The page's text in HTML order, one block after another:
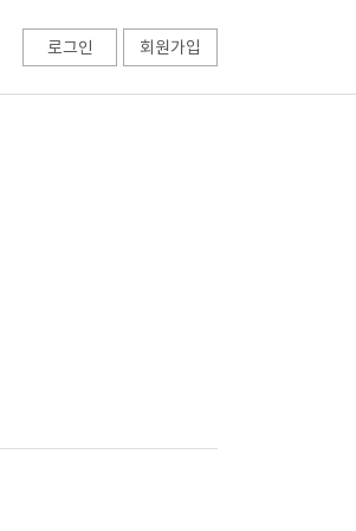
로그인 회원가입